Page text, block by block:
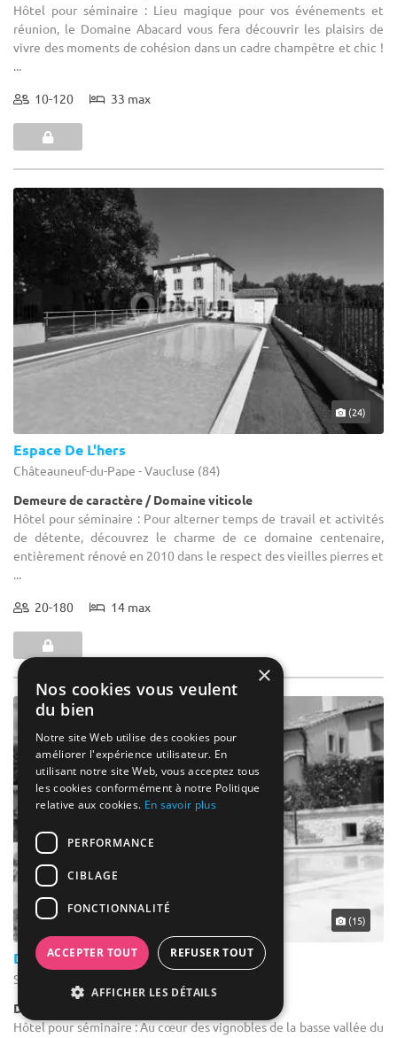
Hôtel pour séminaire : Lieu magique pour vos événements et
réunion, le Domaine Abacard vous fera découvrir les plaisirs de
vivre des moments de cohésion dans un cadre champêtre et chic !
...
10-120 33 max
(24)
Espace De L'hers
Châteauneuf-du-Pape - Vaucluse (84)
Demeure de caractère / Domaine viticole
Hôtel pour séminaire : Pour alterner temps de travail et activités
de détente, découvrez le charme de ce domaine centenaire,
entièrement rénové en 2010 dans le respect des vieilles pierres et
...
20-180 14 max
(15)
Domaine Tour Des Chênes
Saint-Laurent-des-Arbres - Gard (30)
Demeure de caractère / Domaine
Hôtel pour séminaire : Au cœur des vignobles de la basse vallée du
×
Nos cookies vous veulent
du bien
Notre site Web utilise des cookies pour
améliorer l'expérience utilisateur. En
utilisant notre site Web, vous acceptez tous
les cookies conformément à notre Politique
relative aux cookies. En savoir plus
PERFORMANCE
CIBLAGE
FONCTIONNALITÉ
ACCEPTER TOUT REFUSER TOUT
AFFICHER LES DÉTAILS